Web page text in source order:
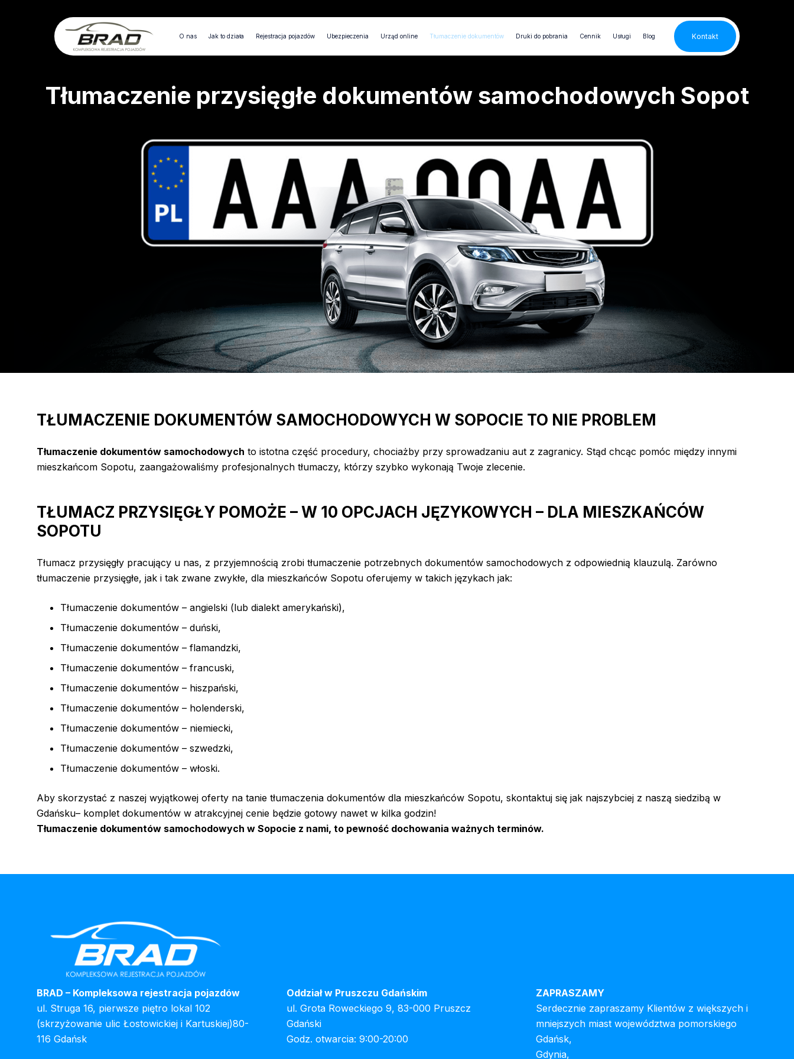
O nas Jak to działa Rejestracja pojazdów Ubezpieczenia Urząd online Tłumaczenie dokumentów Druki do pobrania Cennik Usługi Blog Kontakt
Tłumaczenie przysięgłe dokumentów samochodowych Sopot
TŁUMACZENIE DOKUMENTÓW SAMOCHODOWYCH W SOPOCIE TO NIE PROBLEM
Tłumaczenie dokumentów samochodowych to istotna część procedury, chociażby przy sprowadzaniu aut z zagranicy. Stąd chcąc pomóc między innymi
mieszkańcom Sopotu, zaangażowaliśmy profesjonalnych tłumaczy, którzy szybko wykonają Twoje zlecenie.
TŁUMACZ PRZYSIĘGŁY POMOŻE – W 10 OPCJACH JĘZYKOWYCH – DLA MIESZKAŃCÓW
SOPOTU
Tłumacz przysięgły pracujący u nas, z przyjemnością zrobi tłumaczenie potrzebnych dokumentów samochodowych z odpowiednią klauzulą. Zarówno
tłumaczenie przysięgłe, jak i tak zwane zwykłe, dla mieszkańców Sopotu oferujemy w takich językach jak:
Tłumaczenie dokumentów – angielski (lub dialekt amerykański),
Tłumaczenie dokumentów – duński,
Tłumaczenie dokumentów – flamandzki,
Tłumaczenie dokumentów – francuski,
Tłumaczenie dokumentów – hiszpański,
Tłumaczenie dokumentów – holenderski,
Tłumaczenie dokumentów – niemiecki,
Tłumaczenie dokumentów – szwedzki,
Tłumaczenie dokumentów – włoski.
Aby skorzystać z naszej wyjątkowej oferty na tanie tłumaczenia dokumentów dla mieszkańców Sopotu, skontaktuj się jak najszybciej z naszą siedzibą w
Gdańsku– komplet dokumentów w atrakcyjnej cenie będzie gotowy nawet w kilka godzin!
Tłumaczenie dokumentów samochodowych w Sopocie z nami, to pewność dochowania ważnych terminów.
BRAD – Kompleksowa rejestracja pojazdów
ul. Struga 16, pierwsze piętro lokal 102
(skrzyżowanie ulic Łostowickiej i Kartuskiej)80-
116 Gdańsk
Oddział w Pruszczu Gdańskim
ul. Grota Roweckiego 9, 83-000 Pruszcz
Gdański
Godz. otwarcia: 9:00-20:00
ZAPRASZAMY
Serdecznie zapraszamy Klientów z większych i
mniejszych miast województwa pomorskiego
Gdańsk,
Gdynia,